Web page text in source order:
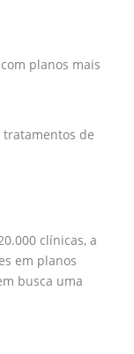
planos mais
tratamentos de
clínicas, a
em planos
busca uma